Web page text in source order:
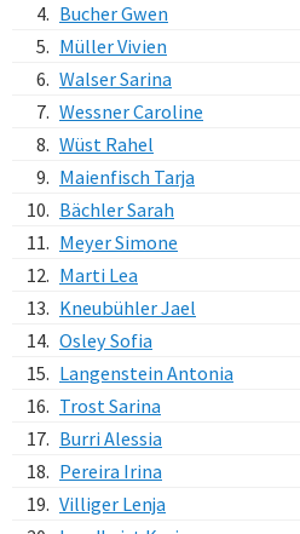
4. Bucher Gwen
5. Müller Vivien
6. Walser Sarina
7. Wessner Caroline
8. Wüst Rahel
9. Maienfisch Tarja
10. Bächler Sarah
11. Meyer Simone
12. Marti Lea
13. Kneubühler Jael
14. Osley Sofia
15. Langenstein Antonia
16. Trost Sarina
17. Burri Alessia
18. Pereira Irina
19. Villiger Lenja